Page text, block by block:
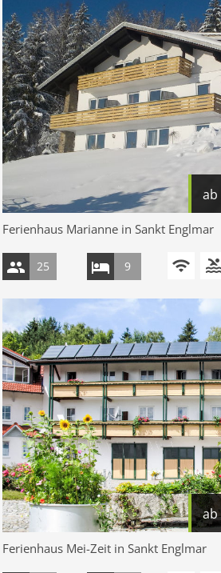
ab
Ferienhaus Marianne in Sankt Englmar
25 9
ab
Ferienhaus Mei-Zeit in Sankt Englmar